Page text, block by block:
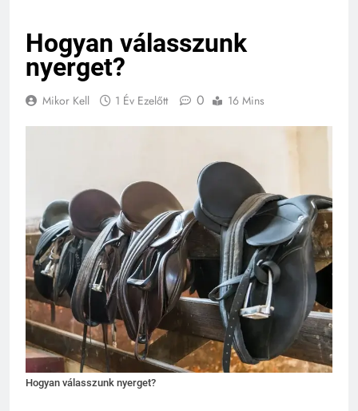
Hogyan válasszunk
nyerget?
Mikor Kell 1 Év Ezelőtt 0 16 Mins
Hogyan válasszunk nyerget?